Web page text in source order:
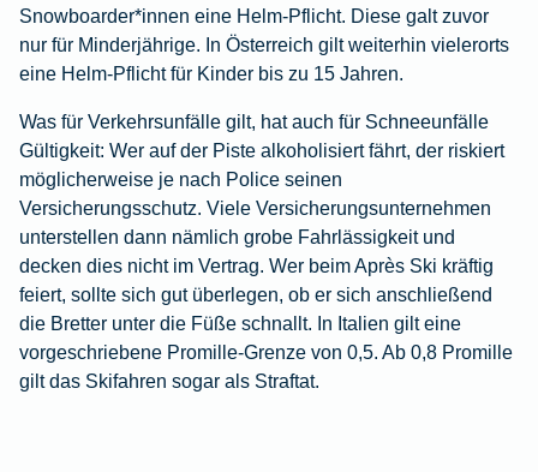
Snowboarder*innen eine Helm-Pflicht. Diese galt zuvor
nur für Minderjährige. In Österreich gilt weiterhin vielerorts
eine Helm-Pflicht für Kinder bis zu 15 Jahren.
Was für Verkehrsunfälle gilt, hat auch für Schneeunfälle
Gültigkeit: Wer auf der Piste alkoholisiert fährt, der riskiert
möglicherweise je nach Police seinen
Versicherungsschutz. Viele Versicherungsunternehmen
unterstellen dann nämlich grobe Fahrlässigkeit und
decken dies nicht im Vertrag. Wer beim Après Ski kräftig
feiert, sollte sich gut überlegen, ob er sich anschließend
die Bretter unter die Füße schnallt. In Italien gilt eine
vorgeschriebene Promille-Grenze von 0,5. Ab 0,8 Promille
gilt das Skifahren sogar als Straftat.